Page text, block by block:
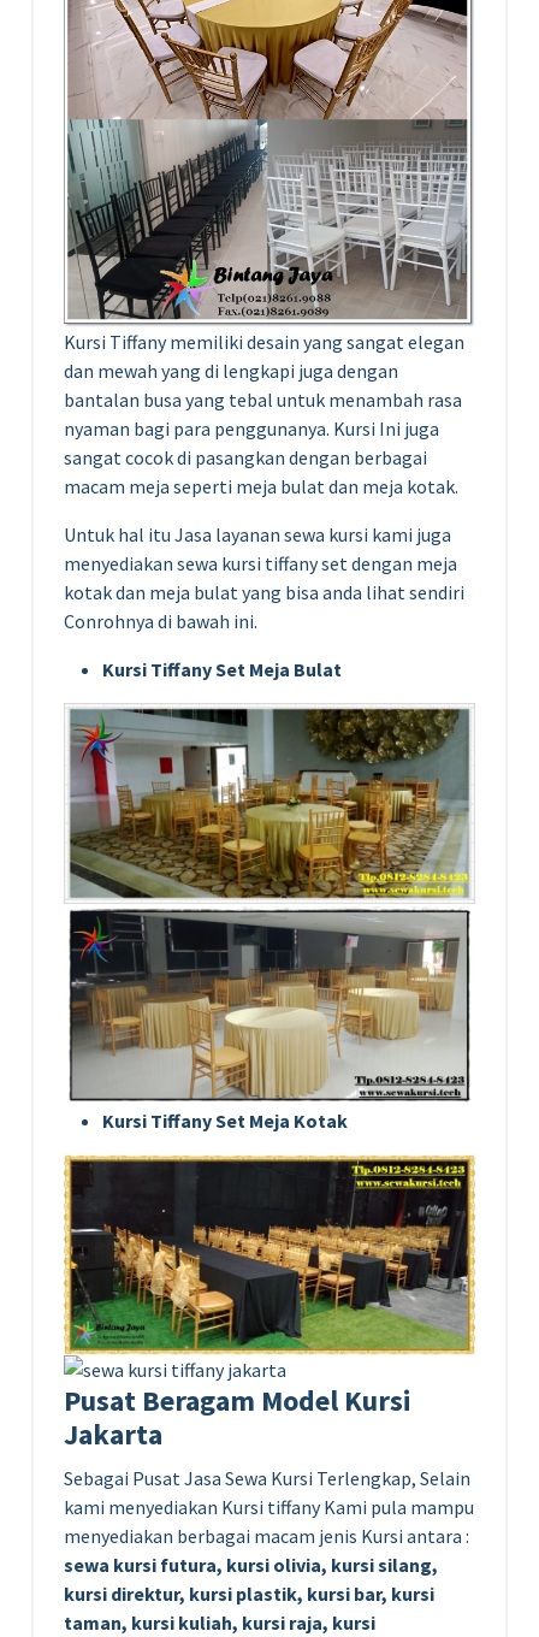
Kursi Tiffany memiliki desain yang sangat elegan
dan mewah yang di lengkapi juga dengan
bantalan busa yang tebal untuk menambah rasa
nyaman bagi para penggunanya. Kursi Ini juga
sangat cocok di pasangkan dengan berbagai
macam meja seperti meja bulat dan meja kotak.
Untuk hal itu Jasa layanan sewa kursi kami juga
menyediakan sewa kursi tiffany set dengan meja
kotak dan meja bulat yang bisa anda lihat sendiri
Conrohnya di bawah ini.
Kursi Tiffany Set Meja Bulat
Kursi Tiffany Set Meja Kotak
Pusat Beragam Model Kursi
Jakarta
Sebagai Pusat Jasa Sewa Kursi Terlengkap, Selain
kami menyediakan Kursi tiffany Kami pula mampu
menyediakan berbagai macam jenis Kursi antara :
sewa kursi futura, kursi olivia, kursi silang,
kursi direktur, kursi plastik, kursi bar, kursi
taman, kursi kuliah, kursi raja, kursi